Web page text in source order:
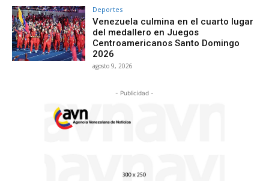
Deportes
Venezuela culmina en el cuarto lugar
del medallero en Juegos
Centroamericanos Santo Domingo
2026
agosto 9, 2026
- Publicidad -